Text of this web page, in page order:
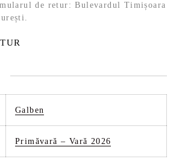
de retur: Bulevardul Timișoara
Galben
Primăvară – Vară 2026